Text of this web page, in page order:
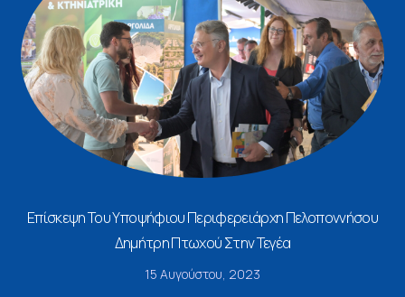
Επίσκεψη Του Υποψήφιου Περιφερειάρχη Πελοποννήσου
Δημήτρη Πτωχού Στην Τεγέα
15 Αυγούστου, 2023